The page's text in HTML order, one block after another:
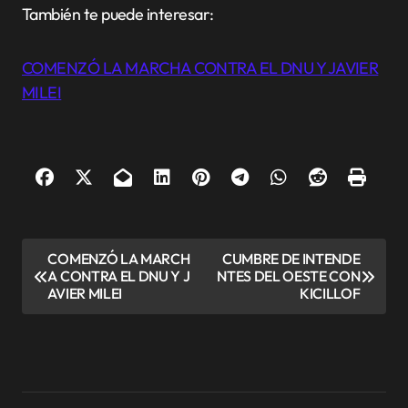
También te puede interesar:
COMENZÓ LA MARCHA CONTRA EL DNU Y JAVIER
MILEI
a
COMENZÓ LA MARCH
A CONTRA EL DNU Y J
AVIER MILEI
CUMBRE DE INTENDE
NTES DEL OESTE CON
KICILLOF